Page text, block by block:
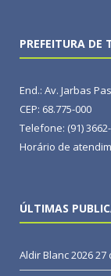
PREFEITURA DE
End.: Av. Jarbas
CEP: 68.775-000
Telefone: (91)
Horário de
ÚLTIMAS
Aldir Blanc 202627